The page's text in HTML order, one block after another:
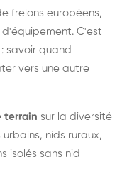
frelons européens,
C'est
: savoir quand
vers une autre
terrain sur la diversité
nids ruraux,
isolés sans nid